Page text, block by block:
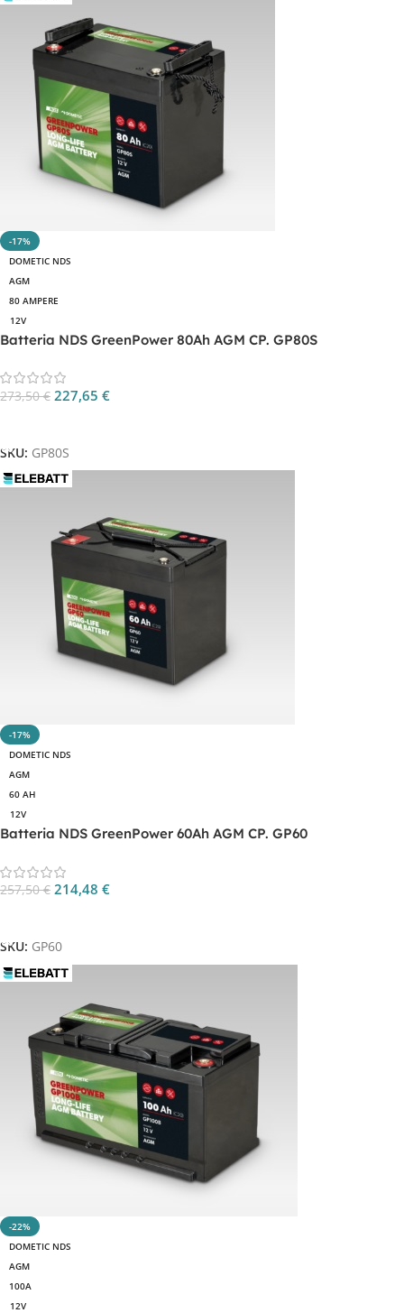
-17%
DOMETIC NDS
AGM
80 AMPERE
12V
Batteria NDS GreenPower 80Ah AGM CP. GP80S
273,50€ 227,65 €
SKU: GP80S
-17%
DOMETIC NDS
AGM
60 AH
12V
Batteria NDS GreenPower 60Ah AGM CP. GP60
257,50€ 214,48 €
SKU: GP60
-22%
DOMETIC NDS
AGM
100A
12V